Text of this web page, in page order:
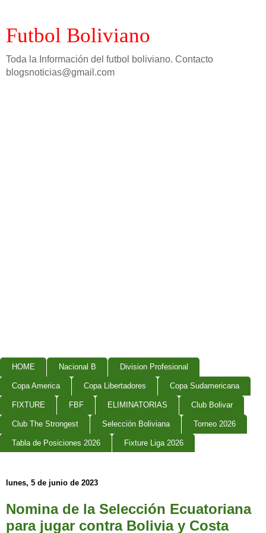
Futbol Boliviano
Toda la Información del futbol boliviano. Contacto
blogsnoticias@gmail.com
HOME Nacional B Division Profesional
Copa America Copa Libertadores Copa Sudamericana
FIXTURE FBF ELIMINATORIAS Club Bolivar
Club The Strongest Selección Boliviana Torneo 2026
Tabla de Posiciones 2026 Fixture Liga 2026
lunes, 5 de junio de 2023
Nomina de la Selección Ecuatoriana
para jugar contra Bolivia y Costa